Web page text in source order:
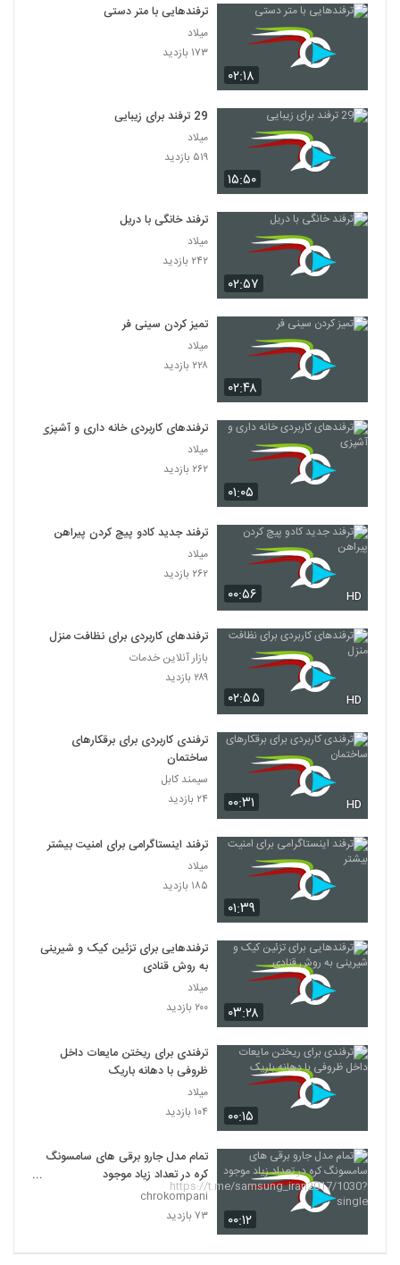
۰۲:۱۸
ترفندهایی با متر دستی
میلاد
۱۷۳ بازدید
۱۵:۵۰
29 ترفند برای زیبایی
میلاد
۵۱۹ بازدید
۰۲:۵۷
ترفند خانگی با دریل
میلاد
۲۴۲ بازدید
۰۲:۴۸
تمیز کردن سینی فر
میلاد
۲۲۸ بازدید
۰۱:۰۵
ترفندهای کاربردی خانه داری و آشپزی
میلاد
۲۶۲ بازدید
۰۰:۵۶ HD
ترفند جدید کادو پیچ کردن پیراهن
میلاد
۲۶۲ بازدید
۰۲:۵۵ HD
ترفندهای کاربردی برای نظافت منزل
بازار آنلاین خدمات
۲۸۹ بازدید
۰۰:۳۱ HD
ترفندی کاربردی برای برقکارهای
ساختمان
سیمند کابل
۲۴ بازدید
۰۱:۳۹
ترفند اینستاگرامی برای امنیت بیشتر
میلاد
۱۸۵ بازدید
۰۳:۲۸
ترفندهایی برای تزئین کیک و شیرینی
به روش قنادی
میلاد
۲۰۰ بازدید
۰۰:۱۵
ترفندی برای ریختن مایعات داخل
ظروفی با دهانه باریک
میلاد
۱۰۴ بازدید
۰۰:۱۲
تمام مدل جارو برقی های سامسونگ
کره در تعداد زیاد موجود
https://t.me/samsung_iran20
17/1030?single
chrokompani
۷۳ بازدید